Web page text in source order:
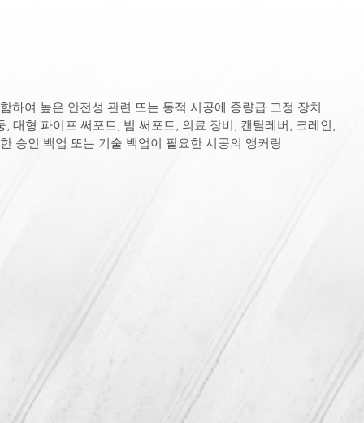
하여 높은 안전성 관련 또는 동적 시공에 중량급 고정 장치
대형 파이프 써포트, 빔 써포트, 의료 장비, 캔틸레버, 크레인,
승인 백업 또는 기술 백업이 필요한 시공의 앵커링